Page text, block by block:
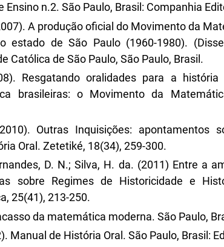
Ensino n.2. São Paulo, Brasil: Companhia
A produção oficial do Movimento da
estado de São Paulo (1960-1980).
Católica de São Paulo, São Paulo, Brasil.
Resgatando oralidades para a
brasileiras: o Movimento da
Outras Inquisições: apontamentos
Oral. Zetetiké, 18(34), 259-300.
D. N.; Silva, H. da. (2011) Entre a
sobre Regimes de Historicidade e
25(41), 213-250.
da matemática moderna. São Paulo,
Manual de História Oral. São Paulo, Brasil: